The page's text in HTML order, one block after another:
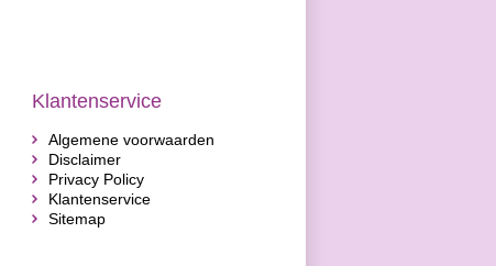
Klantenservice
Algemene voorwaarden
Disclaimer
Privacy Policy
Klantenservice
Sitemap